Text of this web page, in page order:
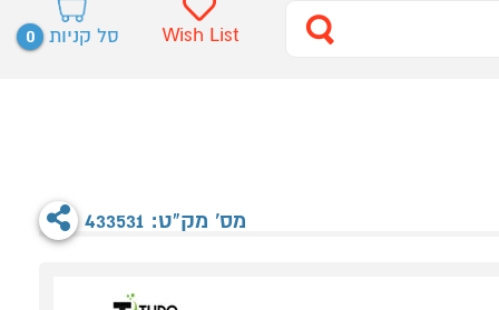
סל קניות 0 Wish List
מס' מק"ט: 433531